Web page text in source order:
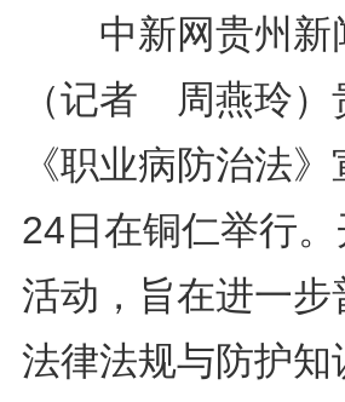
中新网贵州新
（记者 周燕玲）
《职业病防治法
24日在铜仁举行
活动，旨在进一
法律法规与防护